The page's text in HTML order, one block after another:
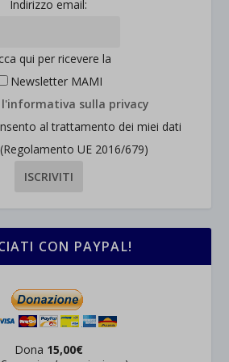
Indirizzo email:
qui per ricevere la
Newsletter MAMI
l'informativa sulla privacy
al trattamento dei miei dati
UE 2016/679)
CON PAYPAL!
Dona 15,00€